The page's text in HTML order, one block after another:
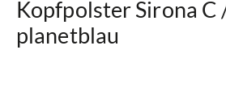
Kopfpolster Sirona C
planetblau